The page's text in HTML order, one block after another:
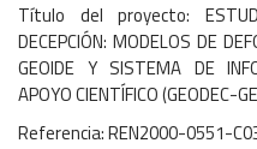
Título del proyecto:
DECEPCIÓN: MODELOS DE
GEOIDE Y SISTEMA DE
APOYO CIENTÍFICO (GEODEC-
Referencia: REN2000-0551-